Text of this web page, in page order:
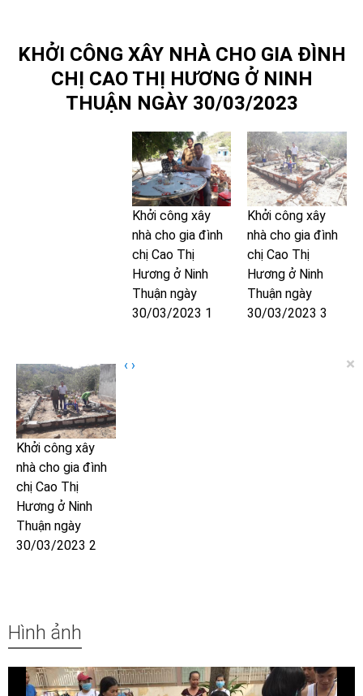
KHỞI CÔNG XÂY NHÀ CHO GIA ĐÌNH
CHỊ CAO THỊ HƯƠNG Ở NINH
THUẬN NGÀY 30/03/2023
Khởi công xây
nhà cho gia đình
chị Cao Thị
Hương ở Ninh
Thuận ngày
30/03/2023 1
Khởi công xây
nhà cho gia đình
chị Cao Thị
Hương ở Ninh
Thuận ngày
30/03/2023 3
Khởi công xây
nhà cho gia đình
chị Cao Thị
Hương ở Ninh
Thuận ngày
30/03/2023 2
‹ › ×
Hình ảnh